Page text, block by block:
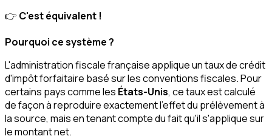
👉 C'est équivalent !
Pourquoi ce système ?
L'administration fiscale française applique un taux de crédit
d'impôt forfaitaire basé sur les conventions fiscales. Pour
certains pays comme les États-Unis, ce taux est calculé
de façon à reproduire exactement l'effet du prélèvement à
la source, mais en tenant compte du fait qu'il s'applique sur
le montant net.